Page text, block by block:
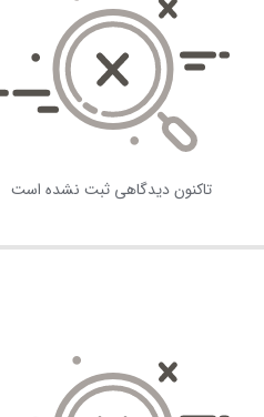
تاکنون دیدگاهی ثبت نشده است